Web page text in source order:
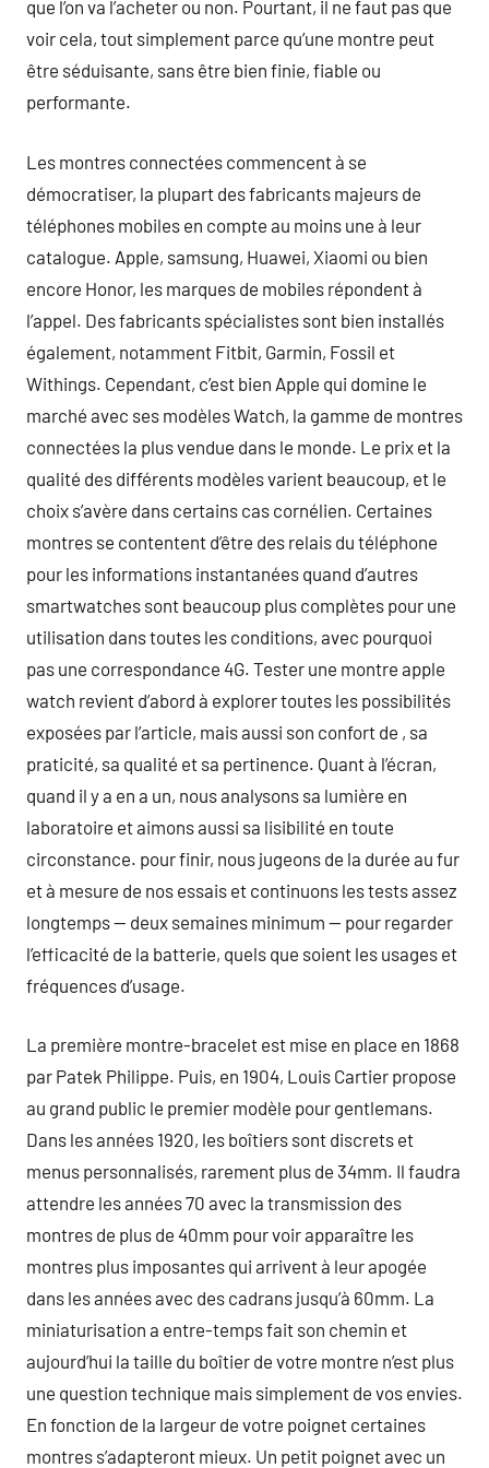
que l’on va l’acheter ou non. Pourtant, il ne faut pas que
voir cela, tout simplement parce qu’une montre peut
être séduisante, sans être bien finie, fiable ou
performante.
Les montres connectées commencent à se
démocratiser, la plupart des fabricants majeurs de
téléphones mobiles en compte au moins une à leur
catalogue. Apple, samsung, Huawei, Xiaomi ou bien
encore Honor, les marques de mobiles répondent à
l’appel. Des fabricants spécialistes sont bien installés
également, notamment Fitbit, Garmin, Fossil et
Withings. Cependant, c’est bien Apple qui domine le
marché avec ses modèles Watch, la gamme de montres
connectées la plus vendue dans le monde. Le prix et la
qualité des différents modèles varient beaucoup, et le
choix s’avère dans certains cas cornélien. Certaines
montres se contentent d’être des relais du téléphone
pour les informations instantanées quand d’autres
smartwatches sont beaucoup plus complètes pour une
utilisation dans toutes les conditions, avec pourquoi
pas une correspondance 4G. Tester une montre apple
watch revient d’abord à explorer toutes les possibilités
exposées par l’article, mais aussi son confort de , sa
praticité, sa qualité et sa pertinence. Quant à l’écran,
quand il y a en a un, nous analysons sa lumière en
laboratoire et aimons aussi sa lisibilité en toute
circonstance. pour finir, nous jugeons de la durée au fur
et à mesure de nos essais et continuons les tests assez
longtemps — deux semaines minimum — pour regarder
l’efficacité de la batterie, quels que soient les usages et
fréquences d’usage.
La première montre-bracelet est mise en place en 1868
par Patek Philippe. Puis, en 1904, Louis Cartier propose
au grand public le premier modèle pour gentlemans.
Dans les années 1920, les boîtiers sont discrets et
menus personnalisés, rarement plus de 34mm. Il faudra
attendre les années 70 avec la transmission des
montres de plus de 40mm pour voir apparaître les
montres plus imposantes qui arrivent à leur apogée
dans les années avec des cadrans jusqu’à 60mm. La
miniaturisation a entre-temps fait son chemin et
aujourd’hui la taille du boîtier de votre montre n’est plus
une question technique mais simplement de vos envies.
En fonction de la largeur de votre poignet certaines
montres s’adapteront mieux. Un petit poignet avec un